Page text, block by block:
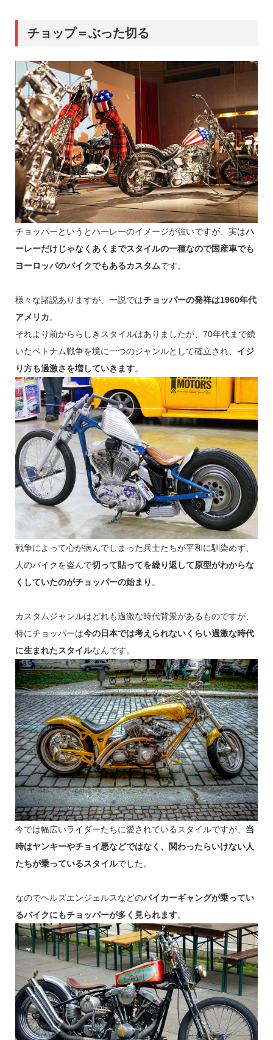
チョップ＝ぶった切る
チョッパーというとハーレーのイメージが強いですが、実はハ
ーレーだけじゃなくあくまでスタイルの一種なので国産車でも
ヨーロッパのバイクでもあるカスタムです。
様々な諸説ありますが、一説ではチョッパーの発祥は1960年代
アメリカ。
それより前かららしきスタイルはありましたが、70年代まで続
いたベトナム戦争を境に一つのジャンルとして確立され、 イジ
り方も過激さを増していきます。
戦争によって心が病んでしまった兵士たちが平和に馴染めず、
人のバイクを盗んで切って貼ってを繰り返して原型がわからな
くしていたのがチョッパーの始まり 。
カスタムジャンルはどれも過激な時代背景があるものですが、
特にチョッパーは今の日本では考えられないくらい過激な時代
に生まれたスタイルなんです。
今では幅広いライダーたちに愛されているスタイルですが、 当
時はヤンキーやチョイ悪などではなく、関わったらいけない人
たちが乗っているスタイルでした。
なのでヘルズエンジェルスなどのバイカーギャングが乗ってい
るバイクにもチョッパーが多く見られます。